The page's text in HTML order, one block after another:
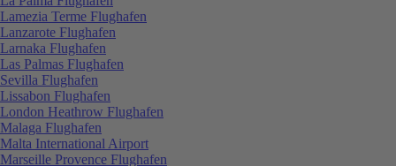
Lamezia Terme Flughafen
Lanzarote Flughafen
Larnaka Flughafen
Las Palmas Flughafen
Sevilla Flughafen
Lissabon Flughafen
London Heathrow Flughafen
Malaga Flughafen
Malta International Airport
Marseille Provence Flughafen